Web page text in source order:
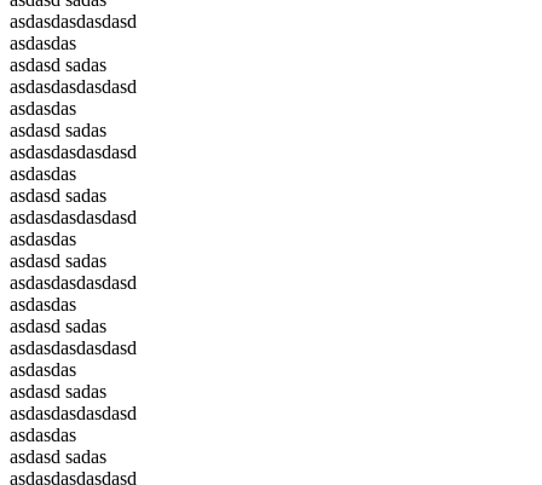
asdasdasdasdasd
asdasdas
asdasd sadas
asdasdasdasdasd
asdasdas
asdasd sadas
asdasdasdasdasd
asdasdas
asdasd sadas
asdasdasdasdasd
asdasdas
asdasd sadas
asdasdasdasdasd
asdasdas
asdasd sadas
asdasdasdasdasd
asdasdas
asdasd sadas
asdasdasdasdasd
asdasdas
asdasd sadas
asdasdasdasdasd